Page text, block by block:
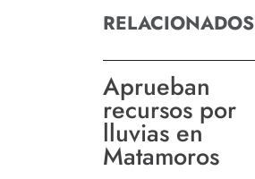
RELACIONADOS
Aprueban
recursos por
lluvias en
Matamoros